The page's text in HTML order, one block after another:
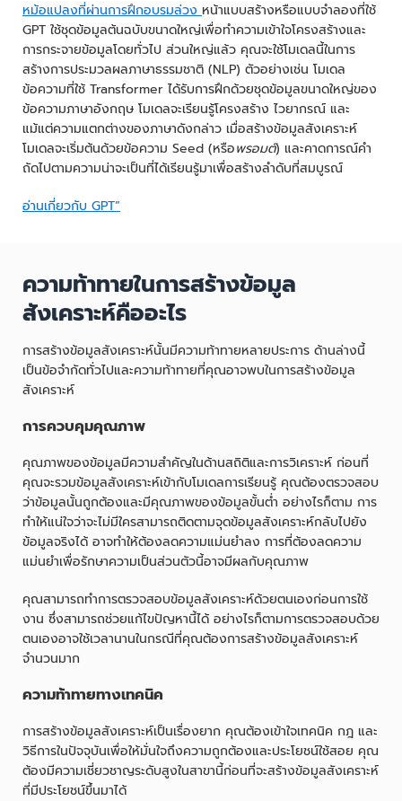
หม้อแปลงที่ผ่านการฝึกอบรมล่วง หน้าแบบสร้างหรือแบบจำลองที่ใช้
GPT ใช้ชุดข้อมูลต้นฉบับขนาดใหญ่เพื่อทำความเข้าใจโครงสร้างและ
การกระจายข้อมูลโดยทั่วไป ส่วนใหญ่แล้ว คุณจะใช้โมเดลนี้ในการ
สร้างการประมวลผลภาษาธรรมชาติ (NLP) ตัวอย่างเช่น โมเดล
ข้อความที่ใช้ Transformer ได้รับการฝึกด้วยชุดข้อมูลขนาดใหญ่ของ
ข้อความภาษาอังกฤษ โมเดลจะเรียนรู้โครงสร้าง ไวยากรณ์ และ
แม้แต่ความแตกต่างของภาษาดังกล่าว เมื่อสร้างข้อมูลสังเคราะห์
โมเดลจะเริ่มต้นด้วยข้อความ Seed (หรือพรอมต์) และคาดการณ์คำ
ถัดไปตามความน่าจะเป็นที่ได้เรียนรู้มาเพื่อสร้างลำดับที่สมบูรณ์
อ่านเกี่ยวกับ GPT”
ความท้าทายในการสร้างข้อมูล
สังเคราะห์คืออะไร
การสร้างข้อมูลสังเคราะห์นั้นมีความท้าทายหลายประการ ด้านล่างนี้
เป็นข้อจำกัดทั่วไปและความท้าทายที่คุณอาจพบในการสร้างข้อมูล
สังเคราะห์
การควบคุมคุณภาพ
คุณภาพของข้อมูลมีความสำคัญในด้านสถิติและการวิเคราะห์ ก่อนที่
คุณจะรวมข้อมูลสังเคราะห์เข้ากับโมเดลการเรียนรู้ คุณต้องตรวจสอบ
ว่าข้อมูลนั้นถูกต้องและมีคุณภาพของข้อมูลขั้นต่ำ อย่างไรก็ตาม การ
ทำให้แน่ใจว่าจะไม่มีใครสามารถติดตามจุดข้อมูลสังเคราะห์กลับไปยัง
ข้อมูลจริงได้ อาจทำให้ต้องลดความแม่นยำลง การที่ต้องลดความ
แม่นยำเพื่อรักษาความเป็นส่วนตัวนี้อาจมีผลกับคุณภาพ
คุณสามารถทำการตรวจสอบข้อมูลสังเคราะห์ด้วยตนเองก่อนการใช้
งาน ซึ่งสามารถช่วยแก้ไขปัญหานี้ได้ อย่างไรก็ตามการตรวจสอบด้วย
ตนเองอาจใช้เวลานานในกรณีที่คุณต้องการสร้างข้อมูลสังเคราะห์
จำนวนมาก
ความท้าทายทางเทคนิค
การสร้างข้อมูลสังเคราะห์เป็นเรื่องยาก คุณต้องเข้าใจเทคนิค กฎ และ
วิธีการในปัจจุบันเพื่อให้มั่นใจถึงความถูกต้องและประโยชน์ใช้สอย คุณ
ต้องมีความเชี่ยวชาญระดับสูงในสาขานี้ก่อนที่จะสร้างข้อมูลสังเคราะห์
ที่มีประโยชน์ขึ้นมาได้